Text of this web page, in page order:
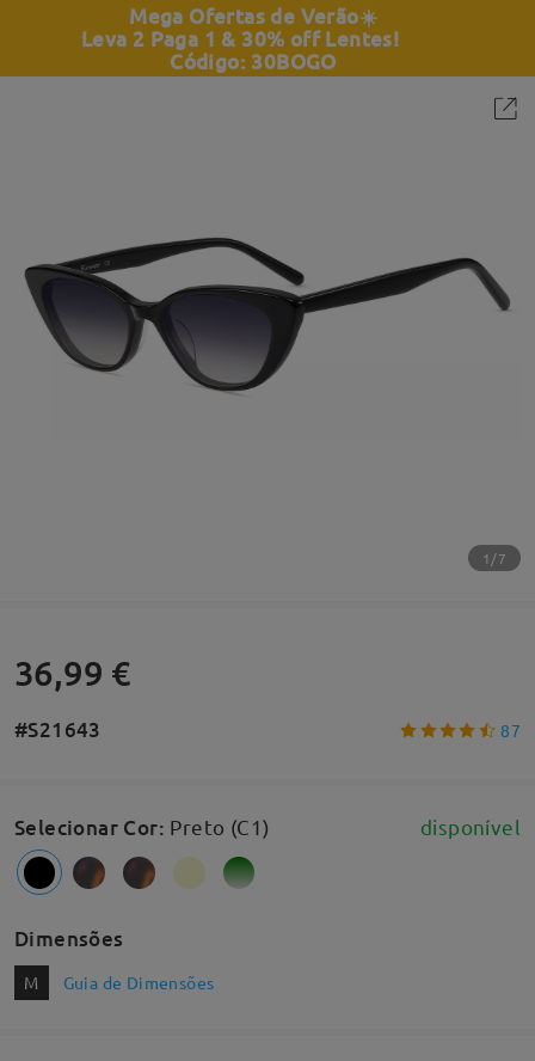
Mega Ofertas de Verão☀️
Leva 2 Paga 1 & 30% off Lentes!
Código: 30BOGO
1/7
36,99 €
#S21643 87
Selecionar Cor: Preto (C1) disponível
Dimensões
M Guia de Dimensões